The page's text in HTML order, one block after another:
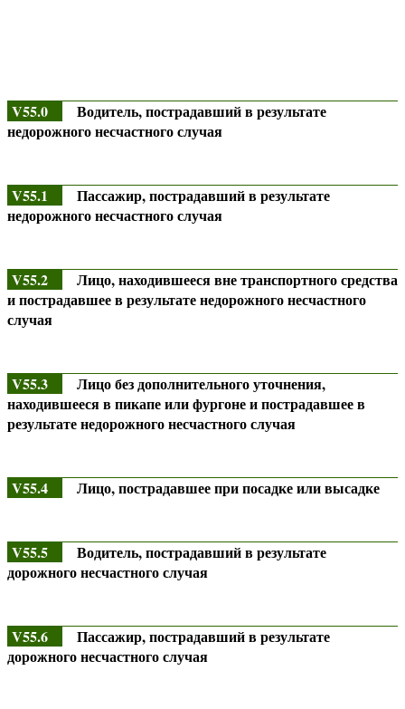
V55.0
Водитель, пострадавший в результате
недорожного несчастного случая
V55.1
Пассажир, пострадавший в результате
недорожного несчастного случая
V55.2
Лицо, находившееся вне транспортного средства
и пострадавшее в результате недорожного несчастного
случая
V55.3
Лицо без дополнительного уточнения,
находившееся в пикапе или фургоне и пострадавшее в
результате недорожного несчастного случая
V55.4 Лицо, пострадавшее при посадке или высадке
V55.5
Водитель, пострадавший в результате
дорожного несчастного случая
V55.6
Пассажир, пострадавший в результате
дорожного несчастного случая